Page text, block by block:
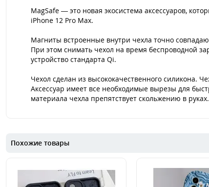
MagSafe — это новая экосистема аксессуаров,
iPhone 12 Pro Max.
Магниты встроенные внутри чехла точно
При этом снимать чехол на время беспроводной
устройство стандарта Qi.
Чехол сделан из высококачественного силикона.
Аксессуар имеет все необходимые вырезы для
материала чехла препятствует скольжению в руках.
Похожие товары